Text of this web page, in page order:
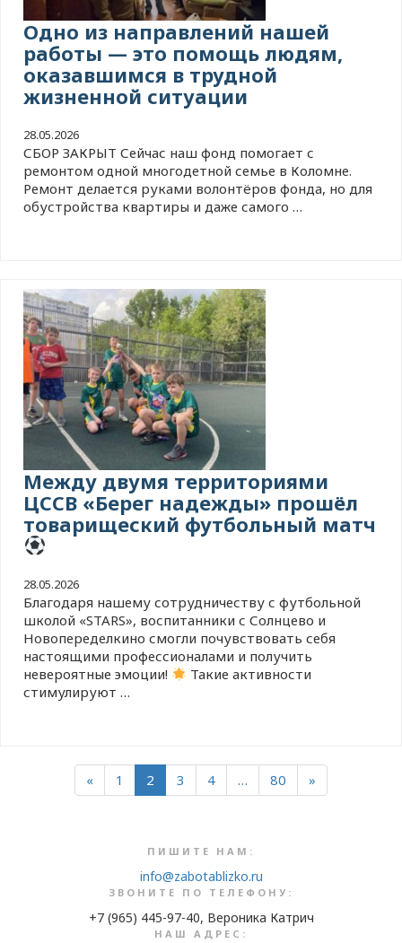
Одно из направлений нашей
работы — это помощь людям,
оказавшимся в трудной
жизненной ситуации
28.05.2026
СБОР ЗАКРЫТ Сейчас наш фонд помогает с
ремонтом одной многодетной семье в Коломне.
Ремонт делается руками волонтëров фонда, но для
обустройства квартиры и даже самого …
Между двумя территориями
ЦССВ «Берег надежды» прошёл
товарищеский футбольный матч
28.05.2026
Благодаря нашему сотрудничеству с футбольной
школой «STARS», воспитанники с Солнцево и
Новопеределкино смогли почувствовать себя
настоящими профессионалами и получить
невероятные эмоции!
Такие активности
стимулируют …
« 1 2 3 4 … 80 »
ПИШИТЕ НАМ:
info@zabotablizko.ru
ЗВОНИТЕ ПО ТЕЛЕФОНУ:
+7 (965) 445-97-40, Вероника Катрич
НАШ АДРЕС: